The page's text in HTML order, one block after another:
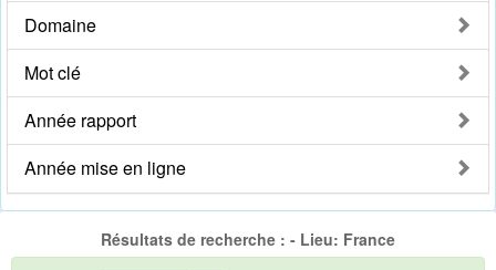
Domaine
Mot clé
Année rapport
Année mise en ligne
Résultats de recherche : - Lieu: France